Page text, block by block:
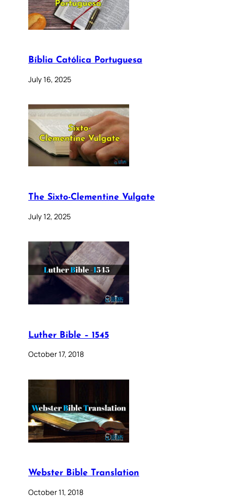
Bíblia Católica Portuguesa
July 16, 2025
The Sixto-Clementine Vulgate
July 12, 2025
Luther Bible – 1545
October 17, 2018
Webster Bible Translation
October 11, 2018